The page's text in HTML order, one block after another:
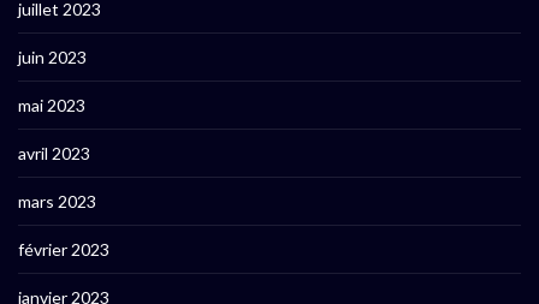
juillet 2023
juin 2023
mai 2023
avril 2023
mars 2023
février 2023
janvier 2023